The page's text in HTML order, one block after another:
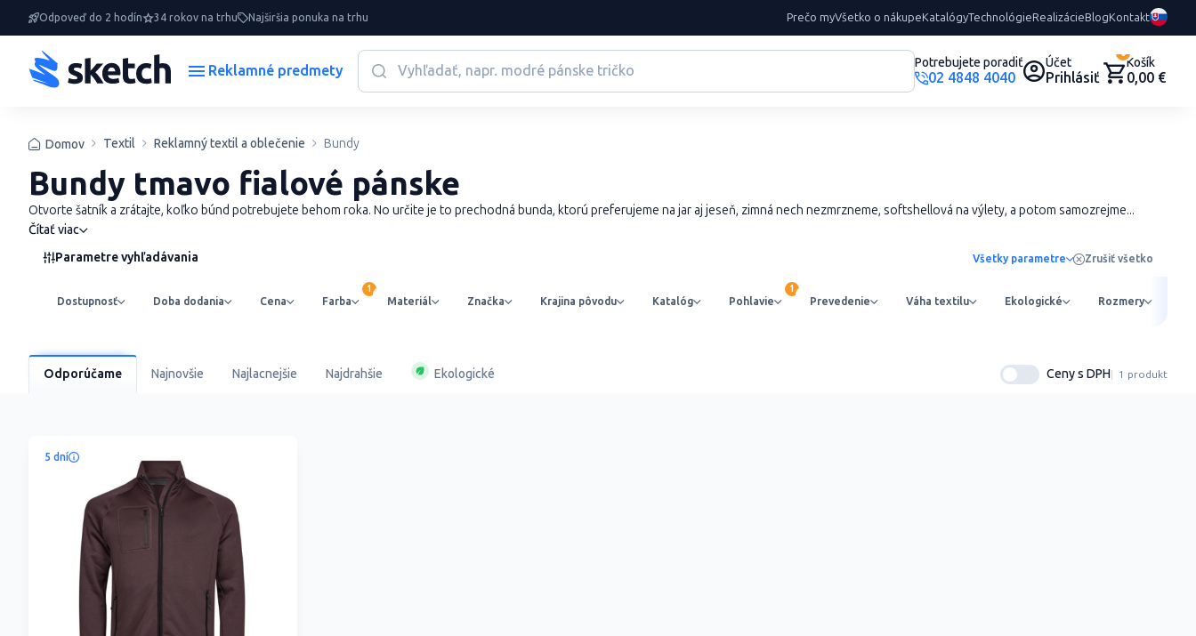
Odpoveď do 2 hodín 34 rokov na trhu Najširšia ponuka na trhu Prečo myVšetko o nákupeKatalógyTechnológieRealizácieBlogKontakt
Reklamné predmety Potrebujete poradiť
02 4848 4040
Účet
Prihlásiť
0
Košík
0,00 €
Domov Textil Reklamný textil a oblečenie Bundy
Bundy tmavo fialové pánske
Otvorte šatník a zrátajte, koľko búnd potrebujete behom roka. No určite je to prechodná bunda, ktorú preferujeme na jar aj jeseň, zimná nech nezmrzneme, softshellová na výlety, a potom samozrejme...
Čítať viac
Parametre vyhľadávania
Všetky parametre Zrušiť všetko
Dostupnosť Doba dodania Cena Farba Materiál Značka Krajina pôvodu Katalóg Pohlavie Prevedenie Váha textilu Ekologické Rozmery
Odporúčame Najnovšie Najlacnejšie Najdrahšie Ekologické Ceny s DPH 1 produkt
5 dní